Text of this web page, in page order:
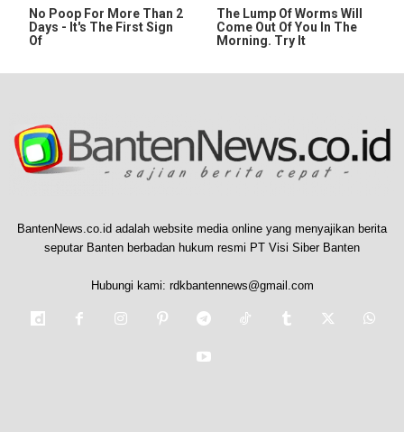
No Poop For More Than 2
Days - It's The First Sign
Of
The Lump Of Worms Will
Come Out Of You In The
Morning. Try It
BantenNews.co.id adalah website media online yang menyajikan berita
seputar Banten berbadan hukum resmi PT Visi Siber Banten
Hubungi kami: rdkbantennews@gmail.com